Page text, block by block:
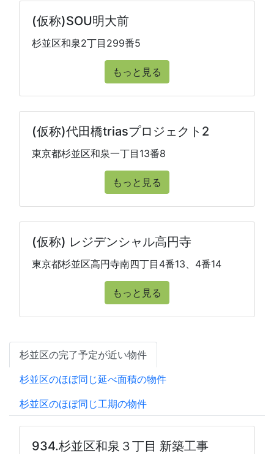
(仮称)SOU明大前
杉並区和泉2丁目299番5
もっと見る
(仮称)代田橋triasプロジェクト2
東京都杉並区和泉一丁目13番8
もっと見る
(仮称) レジデンシャル高円寺
東京都杉並区高円寺南四丁目4番13、4番14
もっと見る
杉並区の完了予定が近い物件
杉並区のほぼ同じ延べ面積の物件
杉並区のほぼ同じ工期の物件
934.杉並区和泉３丁目 新築工事